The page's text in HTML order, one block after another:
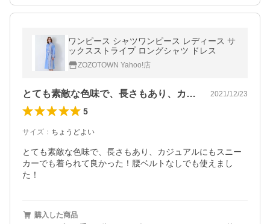
ワンピース シャツワンピース レディース サ
ックスストライプ ロングシャツ ドレス
ZOZOTOWN Yahoo!店
とても素敵な色味で、長さもあり、カジュ… 2021/12/23
5
サイズ ： ちょうどよい
とても素敵な色味で、長さもあり、カジュアルにもスニー
カーでも着られて良かった！腰ベルトなしでも使えまし
た！
購入した商品